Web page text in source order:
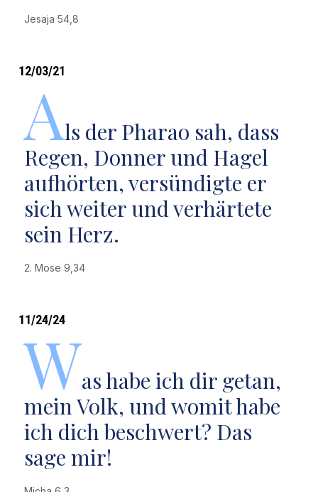
Jesaja 54,8
12/03/21
Als der Pharao sah, dass
Regen, Donner und Hagel
aufhörten, versündigte er
sich weiter und verhärtete
sein Herz.
2. Mose 9,34
11/24/24
Was habe ich dir getan,
mein Volk, und womit habe
ich dich beschwert? Das
sage mir!